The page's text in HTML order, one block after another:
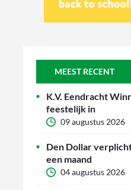
MEEST RECENT
K.V. Eendracht
feestelijk in
09 augustus 2026
Den Dollar
een maand
04 augustus 2026